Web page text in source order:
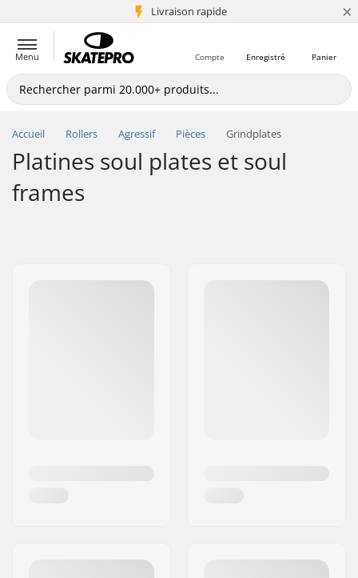
Livraison rapide
+5 mio de clients ×
Menu Panier
Enregistré
Compte
Accueil Rollers Agressif Pièces Grindplates
Platines soul plates et soul
frames